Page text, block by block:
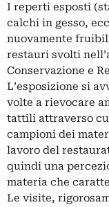
I reperti esposti
calchi in gesso,
nuovamente
restauri svolti
Conservazione e
L’esposizione si
volte a rievocare
tattili attraverso
campioni dei
lavoro del
quindi una
materia che
Le visite,